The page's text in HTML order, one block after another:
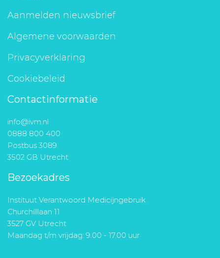
Aanmelden nieuwsbrief
Algemene voorwaarden
Privacyverklaring
Cookiebeleid
Contactinformatie
info@ivm.nl
0888 800 400
Postbus 3089
3502 GB Utrecht
Bezoekadres
Instituut Verantwoord Medicijngebruik
Churchilllaan 11
3527 GV Utrecht
Maandag t/m vrijdag: 9.00 - 17.00 uur